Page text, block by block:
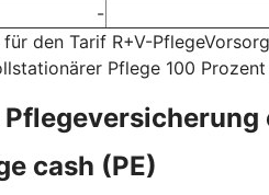
-
für den Tarif R+V-
Pflege 100
Pflegeversicherung
cash (PE)